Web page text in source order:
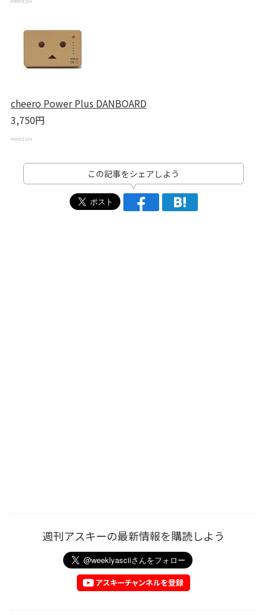
cheero Power Plus DANBOARD
3,750円
この記事をシェアしよう
週刊アスキーの最新情報を購読しよう